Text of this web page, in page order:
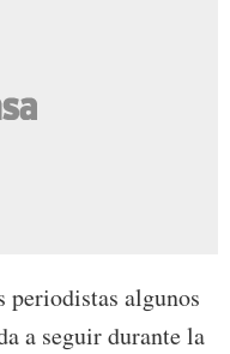
algunos
a seguir durante la